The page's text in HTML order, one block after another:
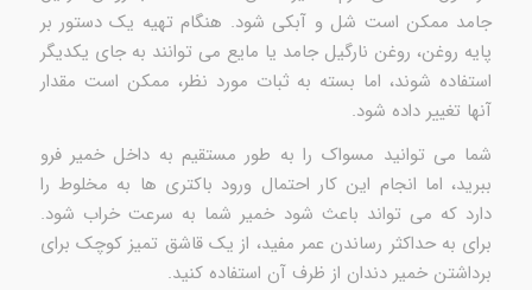
جامد ممکن است شل و آبکی شود. هنگام تهیه یک دستور بر
پایه روغن، روغن نارگیل جامد یا مایع می توانند به جای یکدیگر
استفاده شوند، اما بسته به ثبات مورد نظر، ممکن است مقدار
آنها تغییر داده شود.
شما می توانید مسواک را به طور مستقیم به داخل خمیر فرو
ببرید، اما انجام این کار احتمال ورود باکتری ها به مخلوط را
دارد که می تواند باعث شود خمیر شما به سرعت خراب شود.
برای به حداکثر رساندن عمر مفید، از یک قاشق تمیز کوچک برای
برداشتن خمیر دندان از ظرف آن استفاده کنید.